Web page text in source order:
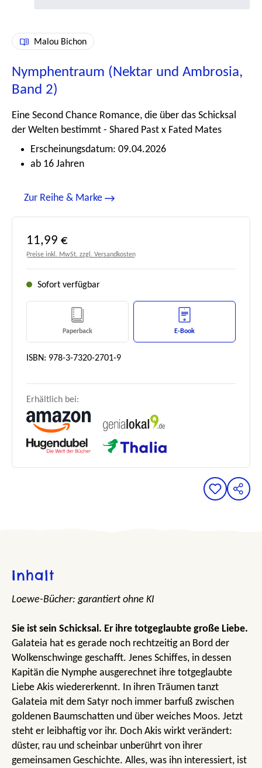
Malou Bichon
Nymphentraum (Nektar und Ambrosia,
Band 2)
Eine Second Chance Romance, die über das Schicksal
der Welten bestimmt - Shared Past x Fated Mates
Erscheinungsdatum: 09.04.2026
ab 16 Jahren
Zur Reihe & Marke
Regulärer Preis:
11,99 €
Preise inkl. MwSt. zzgl. Versandkosten
Sofort verfügbar
Paperback E-Book
ISBN: 978-3-7320-2701-9
Erhältlich bei:
Inhalt
Loewe-Bücher: garantiert ohne KI
Sie ist sein Schicksal. Er ihre totgeglaubte große Liebe.
Galateia hat es gerade noch rechtzeitig an Bord der
Wolkenschwinge geschafft. Jenes Schiffes, in dessen
Kapitän die Nymphe ausgerechnet ihre totgeglaubte
Liebe Akis wiedererkennt. In ihren Träumen tanzt
Galateia mit dem Satyr noch immer barfuß zwischen
goldenen Baumschatten und über weiches Moos. Jetzt
steht er leibhaftig vor ihr. Doch Akis wirkt verändert:
düster, rau und scheinbar unberührt von ihrer
gemeinsamen Geschichte. Alles, was ihn interessiert, ist